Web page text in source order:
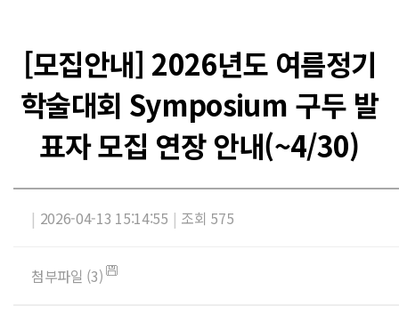
[모집안내] 2026년도 여름정기
학술대회 Symposium 구두 발
표자 모집 연장 안내(~4/30)
| 2026-04-13 15:14:55 | 조회 575
첨부파일 (3)